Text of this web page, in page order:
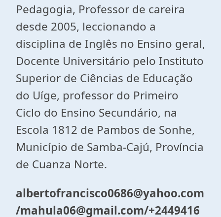
Pedagogia, Professor de careira
desde 2005, leccionando a
disciplina de Inglês no Ensino geral,
Docente Universitário pelo Instituto
Superior de Ciências de Educação
do Uíge, professor do Primeiro
Ciclo do Ensino Secundário, na
Escola 1812 de Pambos de Sonhe,
Município de Samba-Cajú, Província
de Cuanza Norte.
albertofrancisco0686@yahoo.com
/mahula06@gmail.com/+2449416